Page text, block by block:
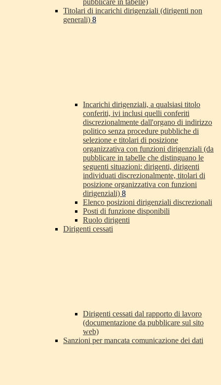
pubblicare in tabelle)
Titolari di incarichi dirigenziali (dirigenti non
generali) 8
Incarichi dirigenziali, a qualsiasi titolo
conferiti, ivi inclusi quelli conferiti
discrezionalmente dall'organo di indirizzo
politico senza procedure pubbliche di
selezione e titolari di posizione
organizzativa con funzioni dirigenziali (da
pubblicare in tabelle che distinguano le
seguenti situazioni: dirigenti, dirigenti
individuati discrezionalmente, titolari di
posizione organizzativa con funzioni
dirigenziali) 8
Elenco posizioni dirigenziali discrezionali
Posti di funzione disponibili
Ruolo dirigenti
Dirigenti cessati
Dirigenti cessati dal rapporto di lavoro
(documentazione da pubblicare sul sito
web)
Sanzioni per mancata comunicazione dei dati